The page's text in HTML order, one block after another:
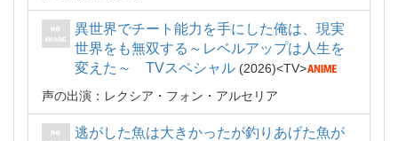
異世界でチート能力を手にした俺は、現実
世界をも無双する～レベルアップは人生を
変えた～ TVスペシャル
2026
TV
声の出演：レクシア・フォン・アルセリア
逃がした魚は大きかったが釣りあげた魚が